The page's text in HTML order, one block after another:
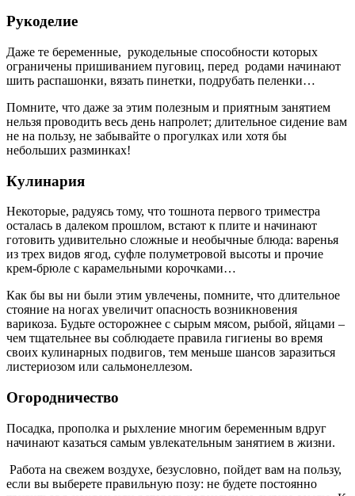
Рукоделие
Даже те беременные, рукодельные способности которых
ограничены пришиванием пуговиц, перед родами начинают
шить распашонки, вязать пинетки, подрубать пеленки…
Помните, что даже за этим полезным и приятным занятием
нельзя проводить весь день напролет; длительное сидение вам
не на пользу, не забывайте о прогулках или хотя бы
небольших разминках!
Кулинария
Некоторые, радуясь тому, что тошнота первого триместра
осталась в далеком прошлом, встают к плите и начинают
готовить удивительно сложные и необычные блюда: варенья
из трех видов ягод, суфле полуметровой высоты и прочие
крем-брюле с карамельными корочками…
Как бы вы ни были этим увлечены, помните, что длительное
стояние на ногах увеличит опасность возникновения
варикоза. Будьте осторожнее с сырым мясом, рыбой, яйцами –
чем тщательнее вы соблюдаете правила гигиены во время
своих кулинарных подвигов, тем меньше шансов заразиться
листериозом или сальмонеллезом.
Огородничество
Посадка, прополка и рыхление многим беременным вдруг
начинают казаться самым увлекательным занятием в жизни.
Работа на свежем воздухе, безусловно, пойдет вам на пользу,
если вы выберете правильную позу: не будете постоянно